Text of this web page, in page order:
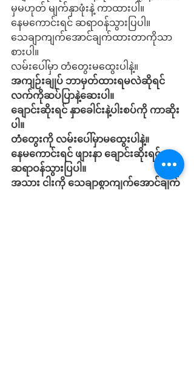
မှမဟုတ် မျက်နှာဖုံးနဲ့ ကာထားပါ။
နေမကောင်းရင် ဆရာဝန်သွားပြပါ။
သေချာကျက်အောင်ချက်ထားတာကိုသာ
စားပါ။
လမ်းပေါ်မှာ တံတွေးမထွေးပါနဲ့။
အကျဉ်းချုပ် ဘာမှတ်ထားရမလဲဆိုရင်
လက်ကိုဆပ်ပြာနဲ့ဆေးပါ။
ချောင်းဆိုးရင် နှာခေါင်းနဲ့ပါးစပ်ကို ကာဆိုး
ပါ။
တံတွေးကို လမ်းပေါ်မှာမထွေးပါနဲ့။
နေမကောင်းရင် ဖျားနာ ချောင်းဆိုးရင်
ဆရာဝန်သွားပြပါ။
အသား ငါးကို သေချာစွာကျက်အောင်ချက်